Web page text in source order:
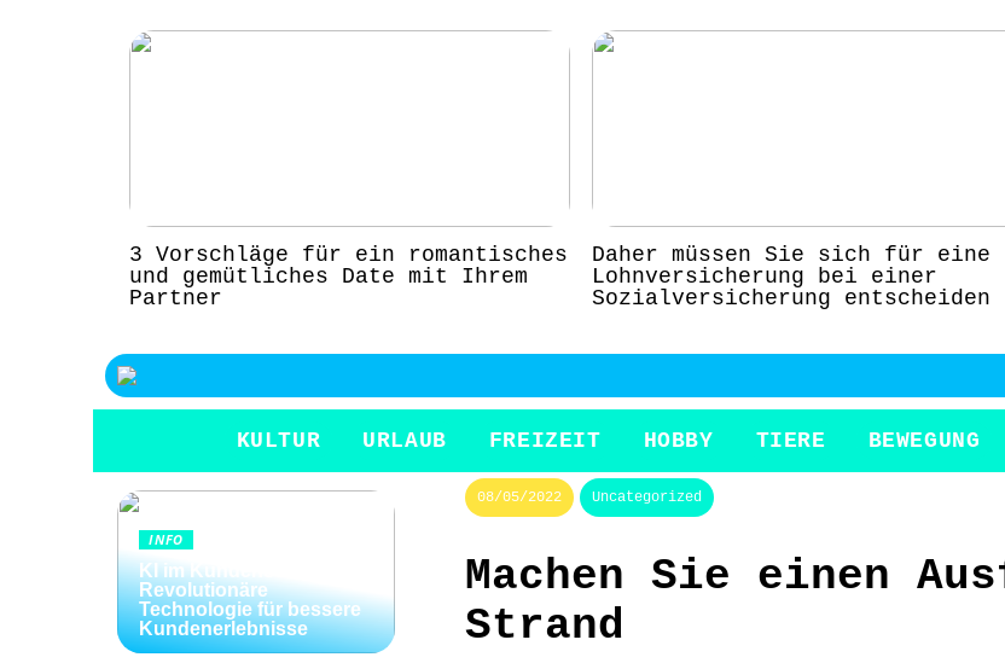
3 Vorschläge für ein romantisches
und gemütliches Date mit Ihrem
Partner
Daher müssen Sie sich für eine
Lohnversicherung bei einer
Sozialversicherung entscheiden
KULTUR URLAUB FREIZEIT HOBBY TIERE BEWEGUNG
08/05/2022 Uncategorized
Machen Sie einen
Strand
INFO
KI im Kundenservice:
Revolutionäre
Technologie für bessere
Kundenerlebnisse